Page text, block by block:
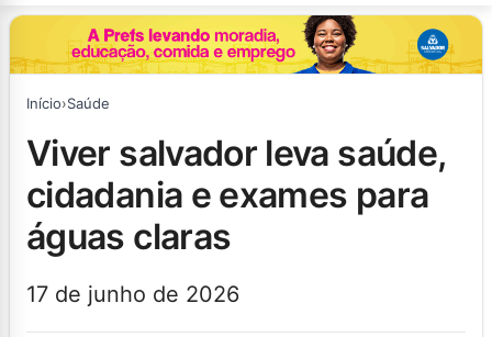
Início›Saúde
viver salvador leva saúde,
cidadania e exames para
águas claras
17 de junho de 2026